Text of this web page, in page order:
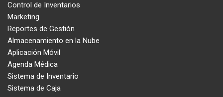
Control de Inventarios
Marketing
Reportes de Gestión
Almacenamiento en la Nube
Aplicación Móvil
Agenda Médica
Sistema de Inventario
Sistema de Caja